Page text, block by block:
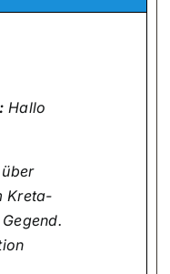
Hallo
Kreta-